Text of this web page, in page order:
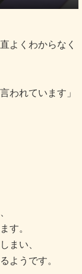
よくわからなく
われています」
す。
まい、
ようです。